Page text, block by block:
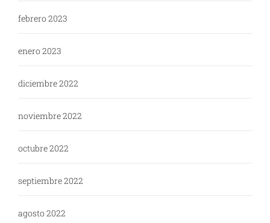
febrero 2023
enero 2023
diciembre 2022
noviembre 2022
octubre 2022
septiembre 2022
agosto 2022